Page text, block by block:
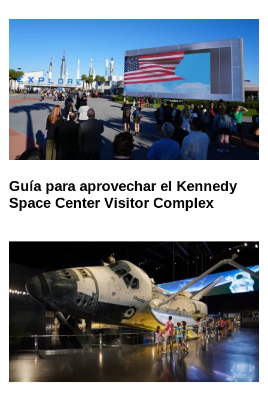
Guía para aprovechar el Kennedy
Space Center Visitor Complex